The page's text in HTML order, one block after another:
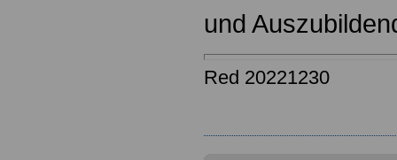
und
Red 20221230